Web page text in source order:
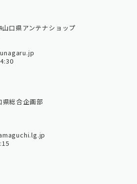
口県アンテナショップ
総合企画部